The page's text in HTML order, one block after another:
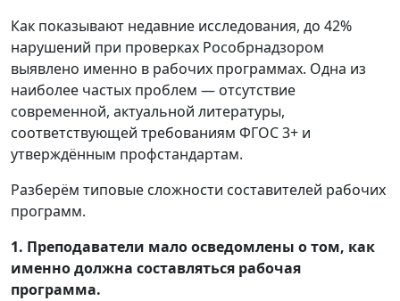
Как показывают недавние исследования, до 42%
нарушений при проверках Рособрнадзором
выявлено именно в рабочих программах. Одна из
наиболее частых проблем — отсутствие
современной, актуальной литературы,
соответствующей требованиям ФГОС 3+ и
утверждённым профстандартам.
Разберём типовые сложности составителей рабочих
программ.
1. Преподаватели мало осведомлены о том, как
именно должна составляться рабочая
программа.